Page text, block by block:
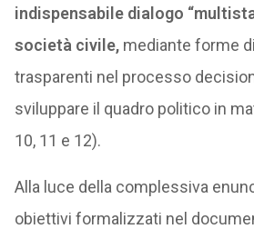
indispensabile dialogo
società civile,mediante forme
trasparenti nel processo
sviluppare il quadro politico in
10, 11 e 12).
Alla luce della complessiva
obiettivi formalizzati nel